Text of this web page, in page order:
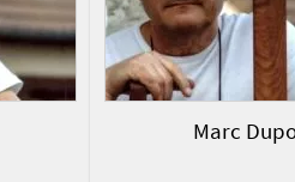
Marc